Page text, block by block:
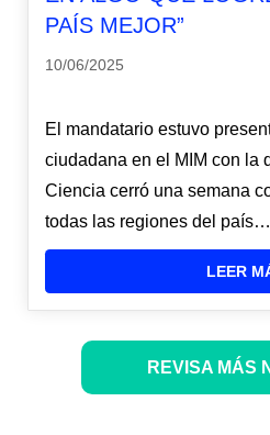
PAÍS MEJOR”
10/06/2025
El mandatario estuvo
ciudadana en el MIM con la
Ciencia cerró una semana
todas las regiones del país…
LEER
REVISA MÁS